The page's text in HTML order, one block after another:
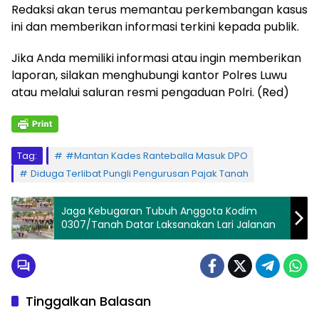
Redaksi akan terus memantau perkembangan kasus
ini dan memberikan informasi terkini kepada publik.
Jika Anda memiliki informasi atau ingin memberikan
laporan, silakan menghubungi kantor Polres Luwu
atau melalui saluran resmi pengaduan Polri. (Red)
Tag:
#Mantan Kades Ranteballa Masuk DPO
Diduga Terlibat Pungli Pengurusan Pajak Tanah
Jaga Kebugaran Tubuh Anggota Kodim
0307/Tanah Datar Laksanakan Lari Jalanan
Tinggalkan Balasan